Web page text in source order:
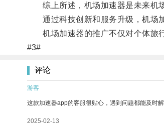
综上所述，机场加速器是未来机场
通过科技创新和服务升级，机场加
机场加速器的推广不仅对个体旅行
#3#
评论
游客
这款加速器app的客服很贴心，遇到问题都能及时解
2025-02-13